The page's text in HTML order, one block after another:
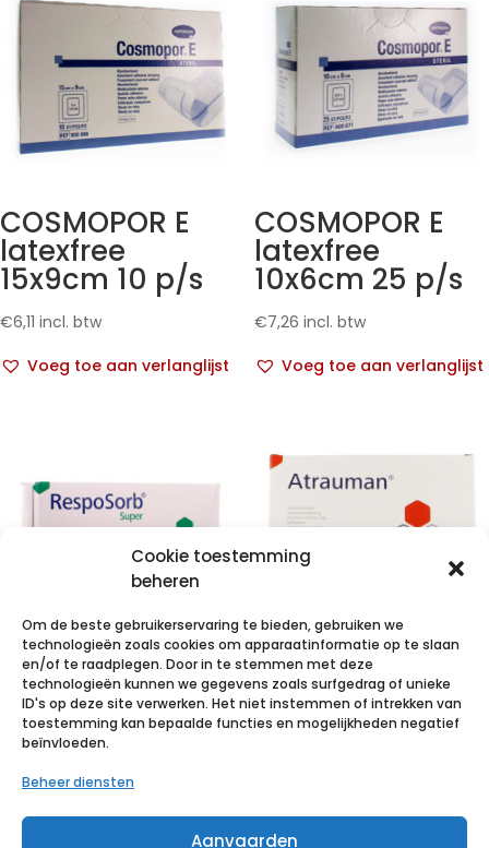
Cookie toestemming
beheren
Om de beste gebruikerservaring te bieden, gebruiken we
technologieën zoals cookies om apparaatinformatie op te slaan
en/of te raadplegen. Door in te stemmen met deze
technologieën kunnen we gegevens zoals surfgedrag of unieke
ID's op deze site verwerken. Het niet instemmen of intrekken van
toestemming kan bepaalde functies en mogelijkheden negatief
beïnvloeden.
Beheer diensten
Aanvaarden
COSMOPOR E
latexfree
15x9cm 10 p/s
€6,11 incl. btw
Voeg toe aan verlanglijst
COSMOPOR E
latexfree
10x6cm 25 p/s
€7,26 incl. btw
Voeg toe aan verlanglijst
RESPOSORB
Super 15x20cm
10 p/s
Voeg toe aan verlanglijst
ATRAUMAN
7,5x10cm st. 10
Voeg toe aan verlanglijst